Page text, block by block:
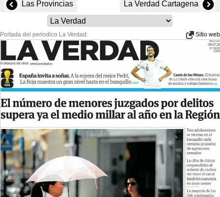
Las Provincias La Verdad Cartagena
Portada del periodico La Verdad: Sitio web